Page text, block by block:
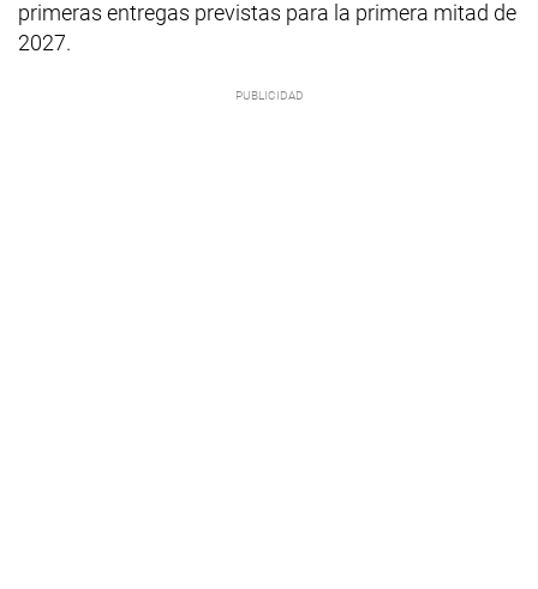
primeras entregas previstas para la primera mitad de
2027.